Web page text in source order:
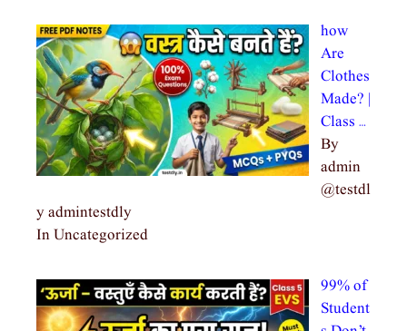
how
Are
Clothes
Made? |
Class …
By
admin
@testdl
y admintestdly
In Uncategorized
99% of
Student